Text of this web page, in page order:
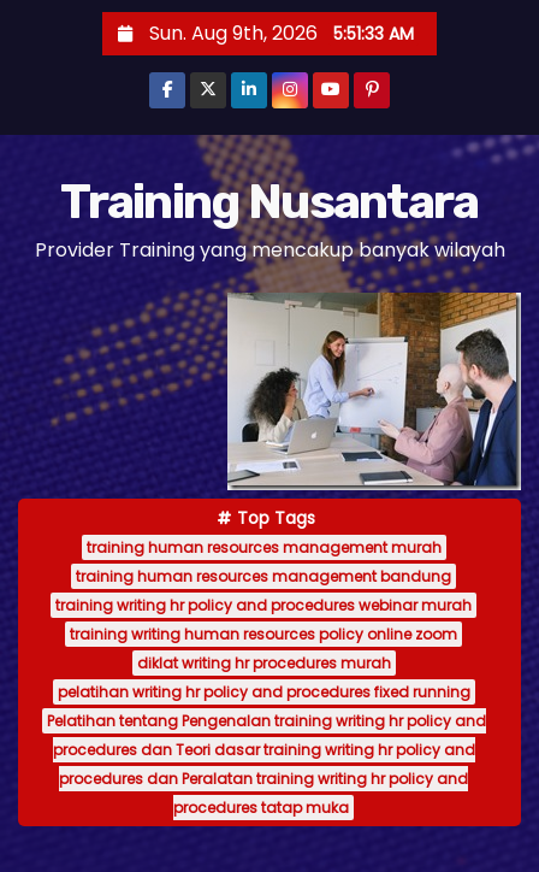
t
Sun. Aug 9th, 2026 5:51:34 AM
Training Nusantara
Provider Training yang mencakup banyak wilayah
Top Tags
training human resources management murah
training human resources management bandung
training writing hr policy and procedures webinar murah
training writing human resources policy online zoom
diklat writing hr procedures murah
pelatihan writing hr policy and procedures fixed running
Pelatihan tentang Pengenalan training writing hr policy and
procedures dan Teori dasar training writing hr policy and
procedures dan Peralatan training writing hr policy and
procedures tatap muka